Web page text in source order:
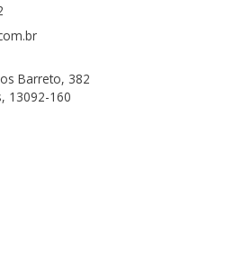
Barreto, 382
13092-160